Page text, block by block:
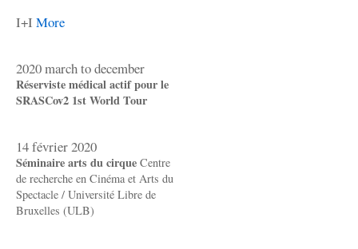
I+I More
2020 march to december
Réserviste médical actif pour le
SRASCov2 1st World Tour
14 février 2020
Séminaire arts du cirque Centre
de recherche en Cinéma et Arts du
Spectacle / Université Libre de
Bruxelles (ULB)